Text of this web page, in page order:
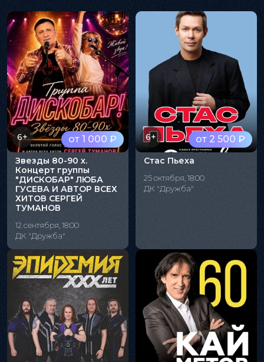
от 1 000 ₽
6+
Звезды 80-90 х.
Концерт группы
"ДИСКОБАР" ЛЮБА
ГУСЕВА И АВТОР ВСЕХ
ХИТОВ СЕРГЕЙ
ТУМАНОВ
12 сентября, 18:00
ДК "Дружба"
от 2 500 ₽
6+
Стас Пьеха
25 октября, 18:00
ДК "Дружба"